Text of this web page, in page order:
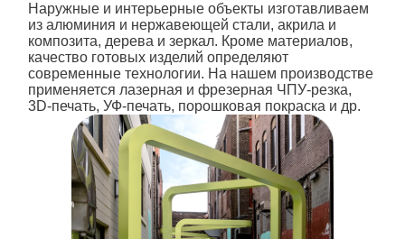
Наружные и интерьерные объекты изготавливаем
из алюминия и нержавеющей стали, акрила и
композита, дерева и зеркал. Кроме материалов,
качество готовых изделий определяют
современные технологии. На нашем производстве
применяется лазерная и фрезерная ЧПУ-резка,
3D-печать, УФ-печать, порошковая покраска и др.